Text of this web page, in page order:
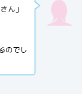
ん」
のでし